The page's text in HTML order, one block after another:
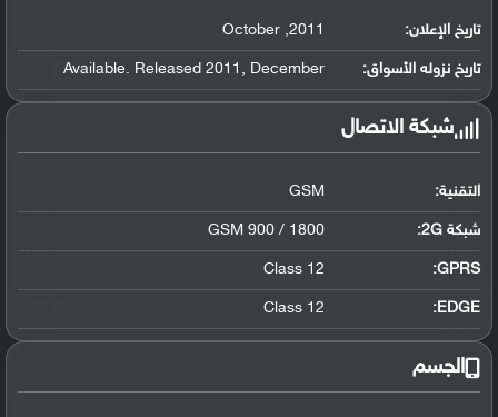
تاريخ الإعلان: 2011, October
تاريخ نزوله الأسواق: Available. Released 2011, December
شبكة الاتصال
التقنية: GSM
شبكة 2G: GSM 900 / 1800
GPRS:
Class 12
EDGE:
Class 12
الجسم